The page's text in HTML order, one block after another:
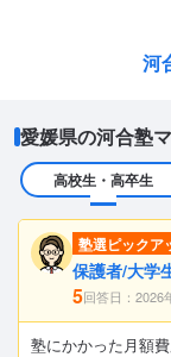
河
愛媛県の河合塾
高校生・高卒生
塾選ピックア
保護者/大学
5回答日：2026
塾にかかった月額